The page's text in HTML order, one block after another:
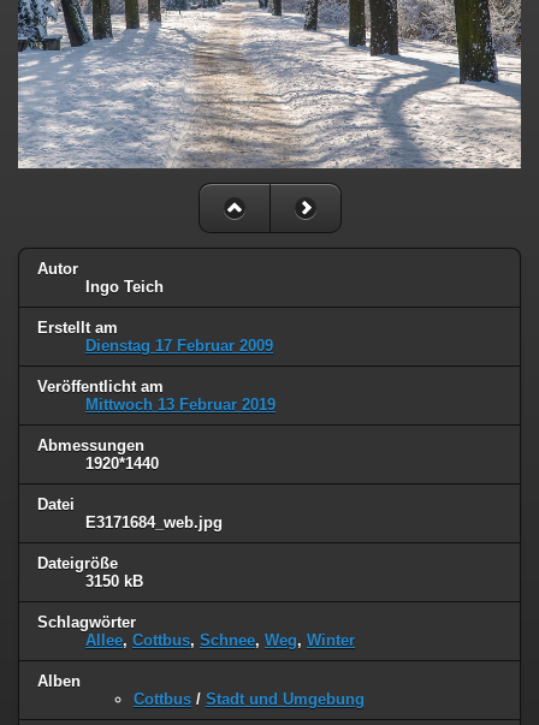
Autor
Ingo Teich
Erstellt am
Dienstag 17 Februar 2009
Veröffentlicht am
Mittwoch 13 Februar 2019
Abmessungen
1920*1440
Datei
E3171684_web.jpg
Dateigröße
3150 kB
Schlagwörter
Allee, Cottbus, Schnee, Weg, Winter
Alben
Cottbus / Stadt und Umgebung